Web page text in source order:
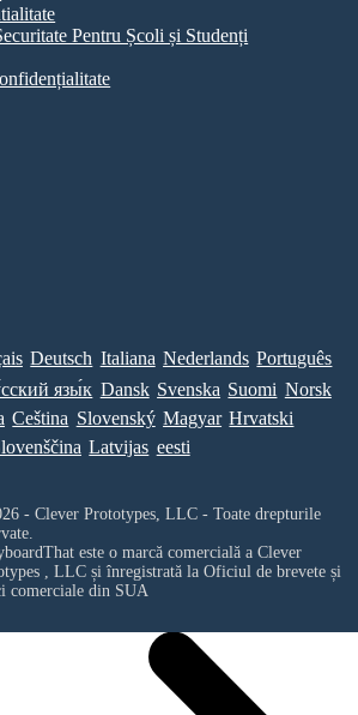
Pentru Școli și Studenți
Deutsch Italiana Nederlands Português
язы́к Dansk Svenska Suomi Norsk
Ceština Slovenský Magyar Hrvatski
Latvijas eesti
- Clever Prototypes, LLC - Toate drepturile
este o marcă comercială a Clever
, LLCși înregistrată la Oficiul de brevete și
comerciale din SUA